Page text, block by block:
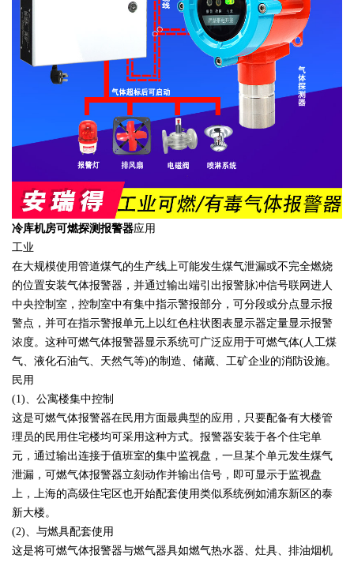
冷库机房可燃探测报警器应用
工业
在大规模使用管道煤气的生产线上可能发生煤气泄漏或不完全燃烧
的位置安装气体报警器，并通过输出端引出报警脉冲信号联网进人
中央控制室，控制室中有集中指示警报部分，可分段或分点显示报
警点，并可在指示警报单元上以红色柱状图表显示器定量显示报警
浓度。这种可燃气体报警器显示系统可广泛应用于可燃气体(人工煤
气、液化石油气、天然气等)的制造、储藏、工矿企业的消防设施。
民用
(1)、公寓楼集中控制
这是可燃气体报警器在民用方面最典型的应用，只要配备有大楼管
理员的民用住宅楼均可采用这种方式。报警器安装于各个住宅单
元，通过输出连接于值班室的集中监视盘，一旦某个单元发生煤气
泄漏，可燃气体报警器立刻动作并输出信号，即可显示于监视盘
上，上海的高级住宅区也开始配套使用类似系统例如浦东新区的泰
新大楼。
(2)、与燃具配套使用
这是将可燃气体报警器与燃气器具如燃气热水器、灶具、排油烟机